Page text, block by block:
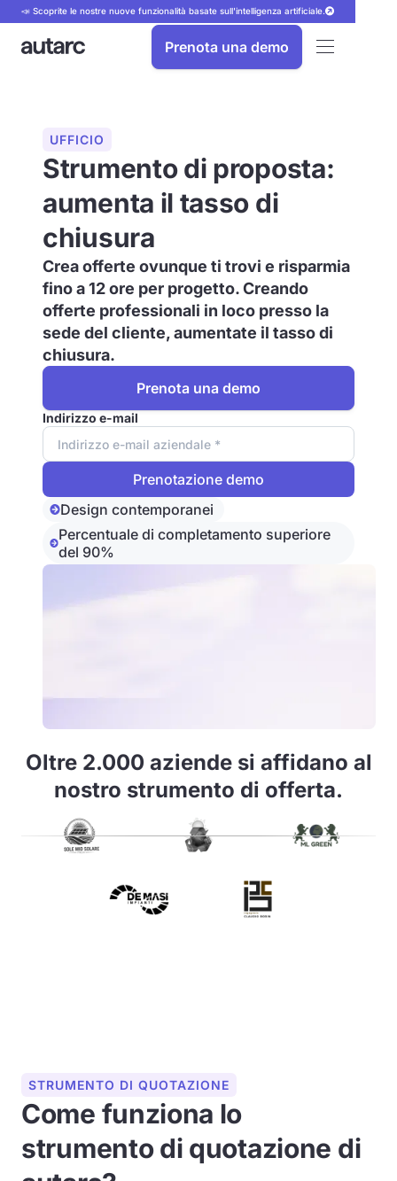
📣 Scoprite le nostre nuove funzionalità basate sull'intelligenza artificiale.
Prenota una demo
UFFICIO
Strumento di proposta:
aumenta il tasso di
chiusura
Crea offerte ovunque ti trovi e risparmia
fino a 12 ore per progetto. Creando
offerte professionali in loco presso la
sede del cliente, aumentate il tasso di
chiusura.
Prenota una demo
Indirizzo e-mail
Design contemporanei
Percentuale di completamento superiore
del 90%
Oltre 2.000 aziende si affidano al
nostro strumento di offerta.
STRUMENTO DI QUOTAZIONE
Come funziona lo
strumento di quotazione di